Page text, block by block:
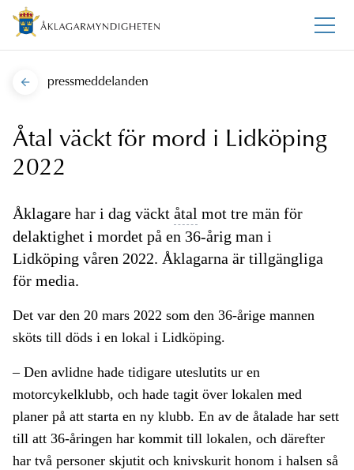
pressmeddelanden
Åtal väckt för mord i Lidköping
2022
Åklagare har i dag väckt åtal mot tre män för
delaktighet i mordet på en 36-årig man i
Lidköping våren 2022. Åklagarna är tillgängliga
för media.
Det var den 20 mars 2022 som den 36-årige mannen
sköts till döds i en lokal i Lidköping.
– Den avlidne hade tidigare uteslutits ur en
motorcykelklubb, och hade tagit över lokalen med
planer på att starta en ny klubb. En av de åtalade har sett
till att 36-åringen har kommit till lokalen, och därefter
har två personer skjutit och knivskurit honom i halsen så